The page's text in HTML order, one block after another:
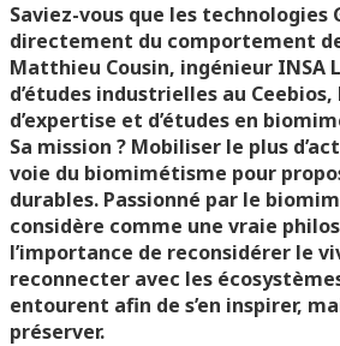
Saviez-vous que les technologies
directement du comportement
Matthieu Cousin, ingénieur INSA
d’études industrielles au
d’expertise et d’études en
Sa mission ? Mobiliser le plus
voie du biomimétisme pour
durables. Passionné par le
considère comme une vraie
l’importance de reconsidérer le
reconnecter avec les
entourent afin de s’en inspirer,
préserver.